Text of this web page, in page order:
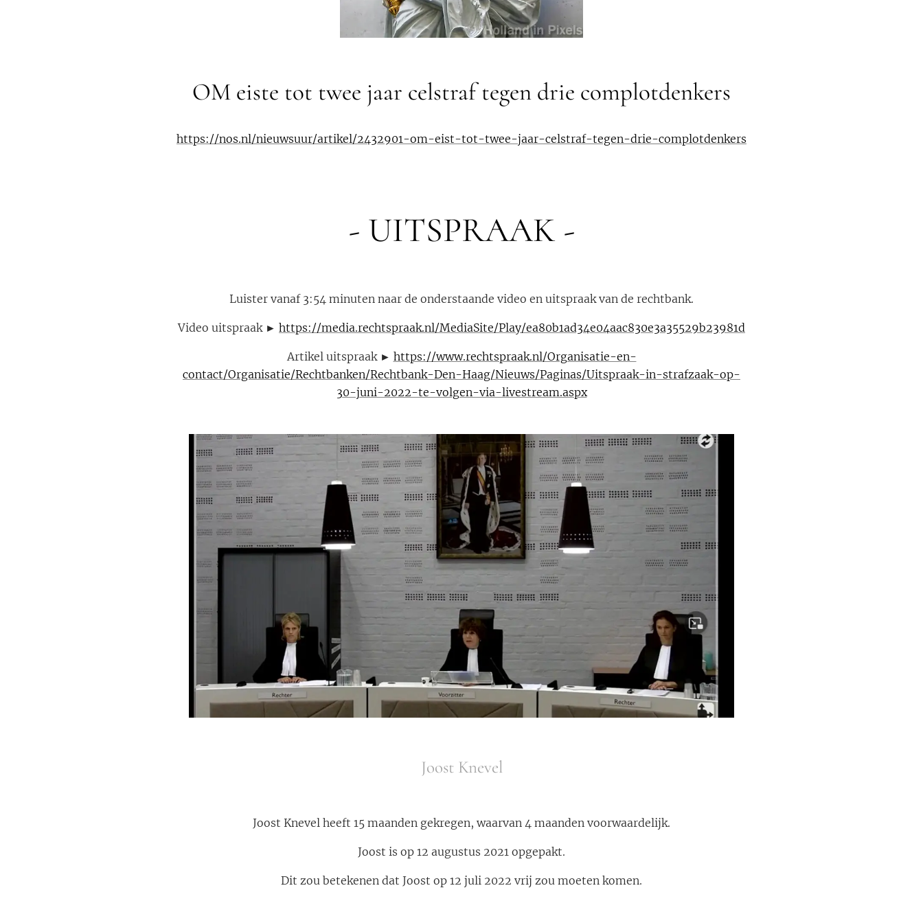
OM eiste tot twee jaar celstraf tegen drie complotdenkers
https://nos.nl/nieuwsuur/artikel/2432901-om-eist-tot-twee-jaar-celstraf-tegen-drie-complotdenkers
- UITSPRAAK -
Luister vanaf 3:54 minuten naar de onderstaande video en uitspraak van de rechtbank.
Video uitspraak ► https://media.rechtspraak.nl/MediaSite/Play/ea80b1ad34e04aac830e3a35529b23981d
Artikel uitspraak ► https://www.rechtspraak.nl/Organisatie-en-
contact/Organisatie/Rechtbanken/Rechtbank-Den-Haag/Nieuws/Paginas/Uitspraak-in-strafzaak-op-
30-juni-2022-te-volgen-via-livestream.aspx
Joost Knevel
Joost Knevel heeft 15 maanden gekregen, waarvan 4 maanden voorwaardelijk.
Joost is op 12 augustus 2021 opgepakt.
Dit zou betekenen dat Joost op 12 juli 2022 vrij zou moeten komen.